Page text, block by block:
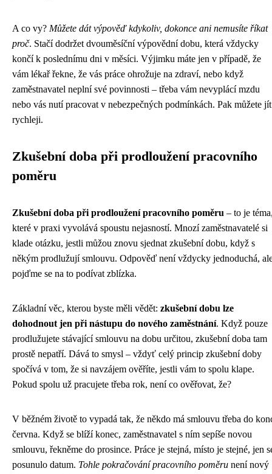
A co vy? Můžete dát výpověď kdykoliv, dokonce ani nemusíte říkat
proč. Stačí dodržet dvouměsíční výpovědní dobu, která vždycky
končí k poslednímu dni v měsíci. Výjimku máte jen v případě, že
vám lékař řekne, že vás práce ohrožuje na zdraví, nebo když
zaměstnavatel neplní své povinnosti – třeba vám nevyplácí mzdu
nebo vás nutí pracovat v nebezpečných podmínkách. Pak můžete jít
rychleji.
Zkušební doba při prodloužení pracovního
poměru
Zkušební doba při prodloužení pracovního poměru – to je
které v praxi vyvolává spoustu nejasností. Mnozí zaměstnavatelé si
klade otázku, jestli můžou znovu sjednat zkušební dobu, když s
někým prodlužují smlouvu. Odpověď není vždycky jednoduchá,
pojďme se na to podívat zblízka.
Základní věc, kterou byste měli vědět: zkušební dobu lze
dohodnout jen při nástupu do nového zaměstnání. Když pouze
prodlužujete stávající smlouvu na dobu určitou, zkušební doba tam
prostě nepatří. Dává to smysl – vždyť celý princip zkušební doby
spočívá v tom, že si navzájem ověříte, jestli vám to spolu klape.
Pokud spolu už pracujete třeba rok, není co ověřovat, že?
V běžném životě to vypadá tak, že někdo má smlouvu třeba do
června. Když se blíží konec, zaměstnavatel s ním sepíše novou
smlouvu, řekněme do prosince. Práce je stejná, místo je stejné, jen
posunulo datum. Tohle pokračování pracovního poměru není nový